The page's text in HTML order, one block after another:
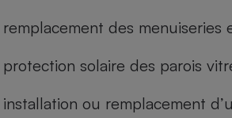
remplacement des menuiseries
protection solaire des parois
installation ou remplacement